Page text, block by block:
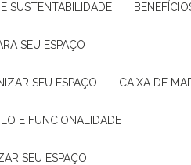
SUSTENTABILIDADE
SEU ESPAÇO
SEU ESPAÇO CAIXA DE
E FUNCIONALIDADE
SEU ESPAÇO